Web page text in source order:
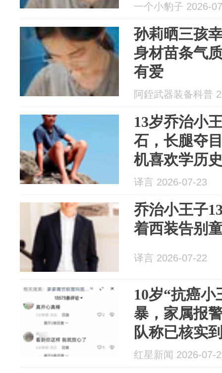
一个小豹子 2026-
孙莉晒三孩
身材苗条气
有爱
阿銍武器装备科普
13岁乔治小
石，长腿夺
机喜欢学历
译言 2026-07-23
乔治小王子
着西装告别
译言 2026-07-22
10岁“抗癌
暴，家属报
队称已核实
系一成年男
红星新闻 2026-07-